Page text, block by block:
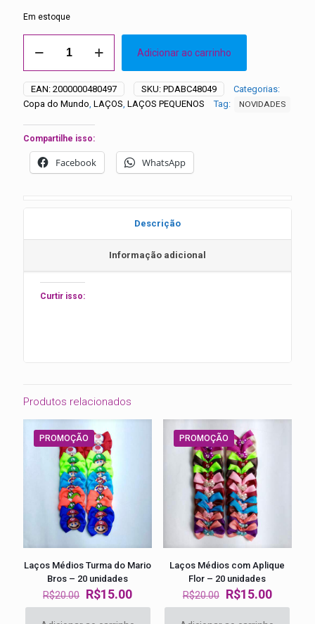
Em estoque
Pequenos
do
Mundo
–
unidades
quantidade
Adicionar ao carrinho
EAN: 2000000480497 SKU: PDABC48049
Categorias:
Copa do Mundo LAÇOS LAÇOS PEQUENOS Tag: NOVIDADES
Compartilhe isso:
Facebook WhatsApp
Descrição
Informação adicional
Curtir isso:
Produtos relacionados
PROMOÇÃO
Laços Médios Turma do Mario
Bros – 20 unidades
R$20.00 O
preço
original
R$15.00O
preço
atual
PROMOÇÃO
Laços Médios com Aplique
Flor – 20 unidades
R$20.00 O
preço
original
R$15.00O
preço
atual